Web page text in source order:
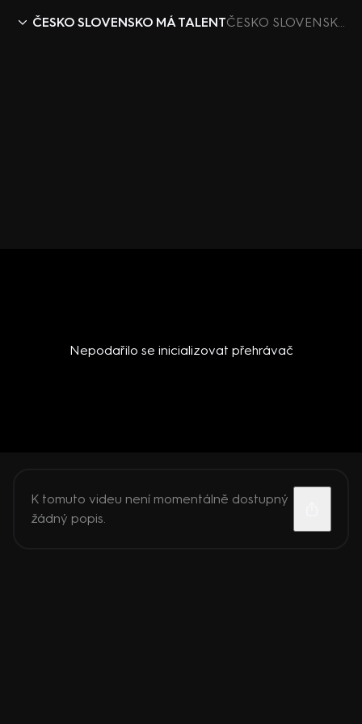
ČESKO SLOVENSKO MÁ TALENT ČESKO SLOVENSKO MÁ TALENT VII (5): Nejvíc sexy vystoupení
Nepodařilo se inicializovat přehrávač
K tomuto videu není momentálně dostupný
žádný popis.